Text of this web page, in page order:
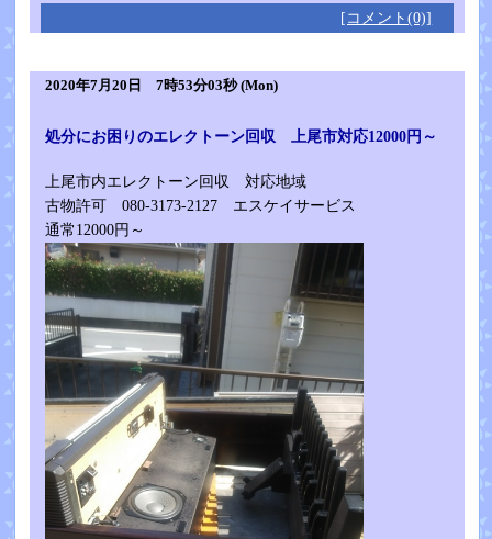
[コメント(0)]
2020年7月20日 7時53分03秒 (Mon)
処分にお困りのエレクトーン回収 上尾市対応12000円～
上尾市内エレクトーン回収 対応地域
古物許可 080-3173-2127 エスケイサービス
通常12000円～